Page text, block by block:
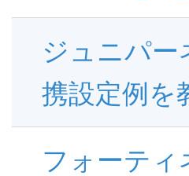
ジュニパー
携設定例を
フォーティ